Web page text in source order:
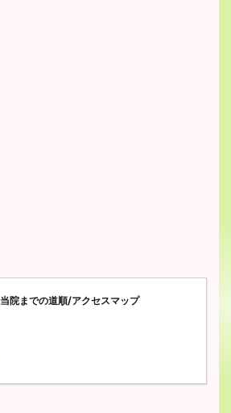
当院までの道順/アクセスマップ